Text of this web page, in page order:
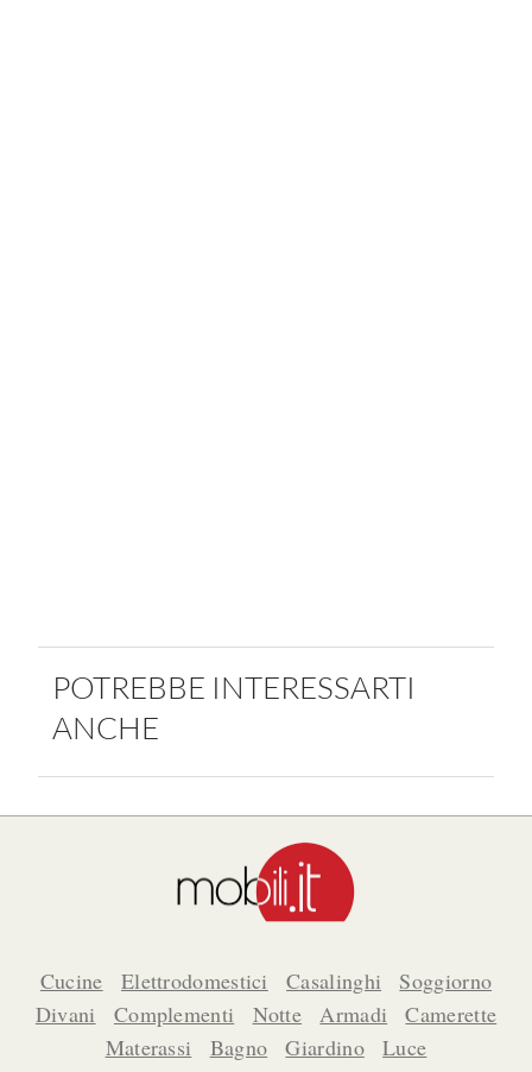
POTREBBE INTERESSARTI
ANCHE
Cucine Elettrodomestici Casalinghi
Soggiorno
Divani
Complementi Notte Armadi
Camerette
Materassi
Bagno Giardino
Luce